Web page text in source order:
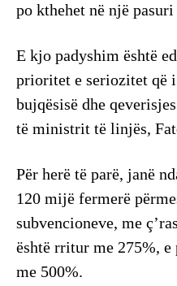
po kthehet në një
E kjo padyshim është
prioritet e seriozitet që
bujqësisë dhe
të ministrit të linjës,
Për herë të parë, janë
120 mijë fermerë
subvencioneve, me
është rritur me 275%,
me 500%.